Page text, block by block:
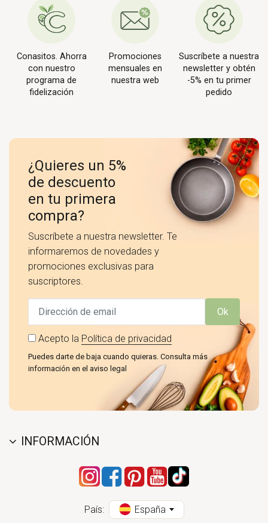
Conasitos. Ahorra
con nuestro
programa de
fidelización
Promociones
mensuales en
nuestra web
Suscríbete a nuestra
newsletter y obtén
-5% en tu primer
pedido
¿Quieres un 5%
de descuento
en tu primera
compra?
Suscríbete a nuestra newsletter. Te
informaremos de novedades y
promociones exclusivas para
suscriptores.
Ok
Acepto la Política de privacidad
Puedes darte de baja cuando quieras. Consulta más
información en el aviso legal
INFORMACIÓN
País: España